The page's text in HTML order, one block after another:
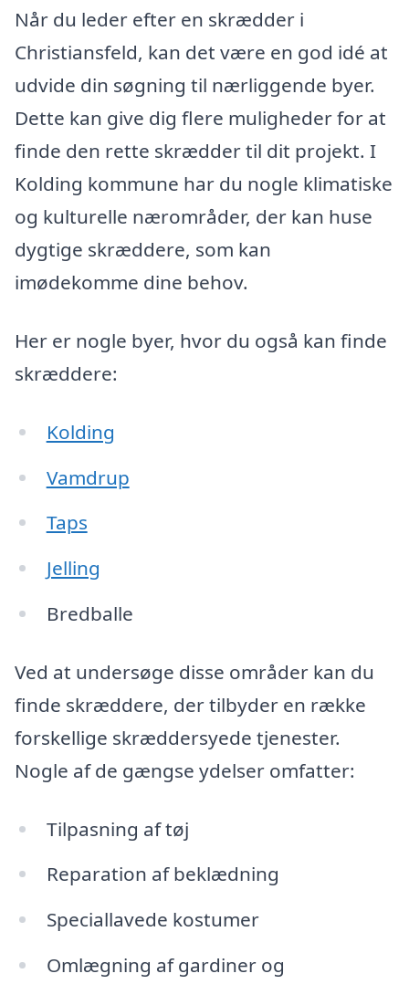
Når du leder efter en skrædder i
Christiansfeld, kan det være en god idé at
udvide din søgning til nærliggende byer.
Dette kan give dig flere muligheder for at
finde den rette skrædder til dit projekt. I
Kolding kommune har du nogle klimatiske
og kulturelle nærområder, der kan huse
dygtige skræddere, som kan
imødekomme dine behov.
Her er nogle byer, hvor du også kan finde
skræddere:
Kolding
Vamdrup
Taps
Jelling
Bredballe
Ved at undersøge disse områder kan du
finde skræddere, der tilbyder en række
forskellige skræddersyede tjenester.
Nogle af de gængse ydelser omfatter:
Tilpasning af tøj
Reparation af beklædning
Speciallavede kostumer
Omlægning af gardiner og